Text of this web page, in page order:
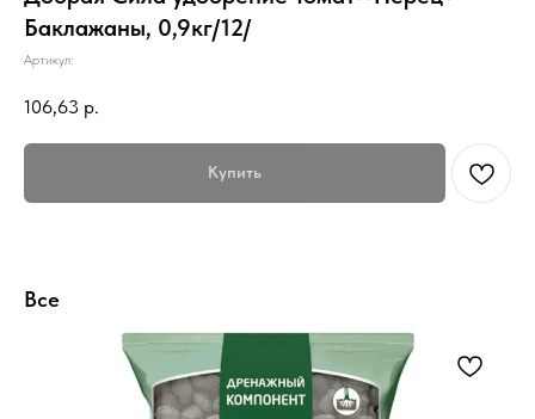
Баклажаны, 0,9кг/12/
Артикул:
106,63 р.
Купить
Все